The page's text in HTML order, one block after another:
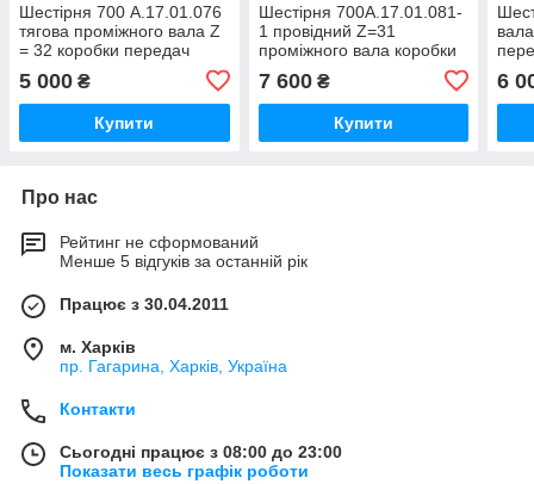
Шестірня 700 А.17.01.076
тягова проміжного вала Z
= 32 коробки передач
трактора Кировець К-700,
К-701, К-702
5 000 ₴
Купити
Шестірня 700А.17.01.081-
1 провідний Z=31
проміжного вала коробки
Кировець К 700, К 701
7 600₴
Купити
К-
6
Про нас
Рейтинг не сформований
Менше 5 відгуків за останній рік
Працює з 30.04.2011
м. Харків
пр. Гагарина, Харків, Україна
Контакти
Сьогодні працює з 08:00 до 23:00
Показати весь графік роботи